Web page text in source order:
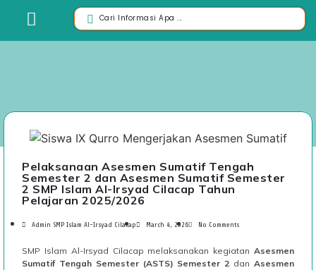
Pelaksanaan Asesmen Sumatif Tengah
Semester 2 dan Asesmen Sumatif Semester
2 SMP Islam Al-Irsyad Cilacap Tahun
Pelajaran 2025/2026
Admin SMP Islam Al-Irsyad Cilacap March 4, 2026 No Comments
SMP Islam Al-Irsyad Cilacap melaksanakan kegiatan Asesmen
Sumatif Tengah Semester (ASTS) Semester 2 danAsesmen